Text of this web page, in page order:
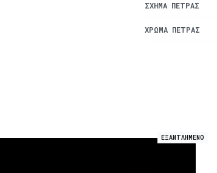
ΣΧΉΜΑ ΠΈΤΡΑΣ
ΧΡΏΜΑ ΠΈΤΡΑΣ
ΕΞΑΝΤΛΗΜΕΝΟ